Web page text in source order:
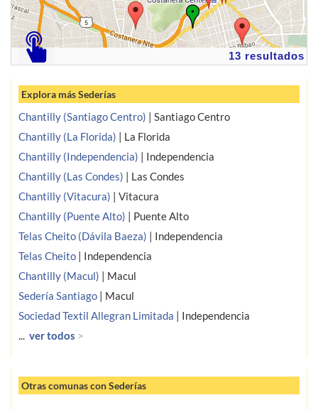
13 resultados
Explora más Sederías
Chantilly (Santiago Centro) | Santiago Centro
Chantilly (La Florida) | La Florida
Chantilly (Independencia) | Independencia
Chantilly (Las Condes) | Las Condes
Chantilly (Vitacura) | Vitacura
Chantilly (Puente Alto) | Puente Alto
Telas Cheito (Dávila Baeza) | Independencia
Telas Cheito | Independencia
Chantilly (Macul) | Macul
Sedería Santiago | Macul
Sociedad Textil Allegran Limitada | Independencia
... ver todos >
Otras comunas con Sederías